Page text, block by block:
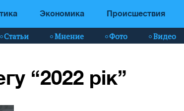
Экономика Происшествия
Статьи Мнение Фото Видео
“2022 рік”